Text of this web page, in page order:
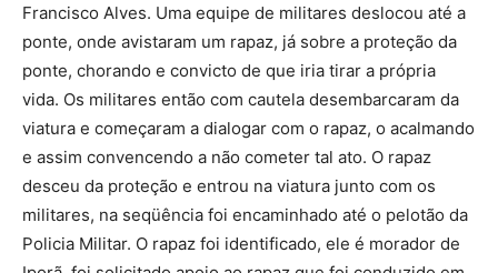
Francisco Alves. Uma equipe de militares deslocou até a
ponte, onde avistaram um rapaz, já sobre a proteção da
ponte, chorando e convicto de que iria tirar a própria
vida. Os militares então com cautela desembarcaram da
viatura e começaram a dialogar com o rapaz, o acalmando
e assim convencendo a não cometer tal ato. O rapaz
desceu da proteção e entrou na viatura junto com os
militares, na seqüência foi encaminhado até o pelotão da
Policia Militar. O rapaz foi identificado, ele é morador de